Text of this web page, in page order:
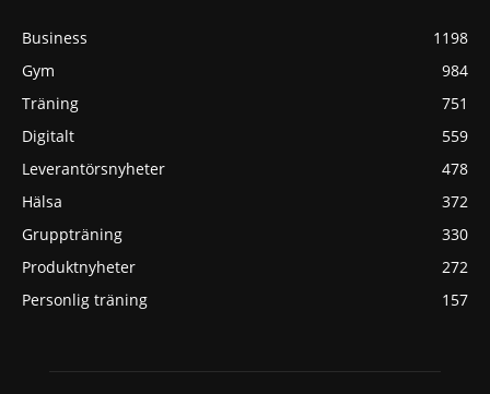
Business
1198
Gym
984
Träning
751
Digitalt
559
Leverantörsnyheter
478
Hälsa
372
Gruppträning
330
Produktnyheter
272
Personlig träning
157